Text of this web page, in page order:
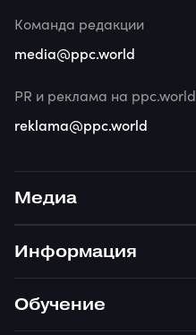
Медиа
Информация
Обучение
Команда редакции
media@ppc.world
PR и реклама на ppc.world
reklama@ppc.world